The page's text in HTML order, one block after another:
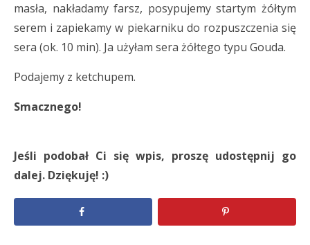
masła, nakładamy farsz, posypujemy startym żółtym
serem i zapiekamy w piekarniku do rozpuszczenia się
sera (ok. 10 min). Ja użyłam sera żółtego typu Gouda.
Podajemy z ketchupem.
Smacznego!
Jeśli podobał Ci się wpis, proszę udostępnij go
dalej. Dziękuję! :)